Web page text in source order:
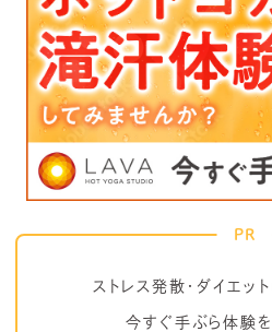
PR
ストレス発散・ダイエッ
今すぐ手ぶら体験